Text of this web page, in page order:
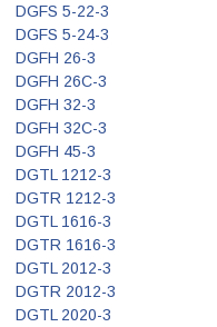
DGFS 5-22-3
DGFS 5-24-3
DGFH 26-3
DGFH 26C-3
DGFH 32-3
DGFH 32C-3
DGFH 45-3
DGTL 1212-3
DGTR 1212-3
DGTL 1616-3
DGTR 1616-3
DGTL 2012-3
DGTR 2012-3
DGTL 2020-3